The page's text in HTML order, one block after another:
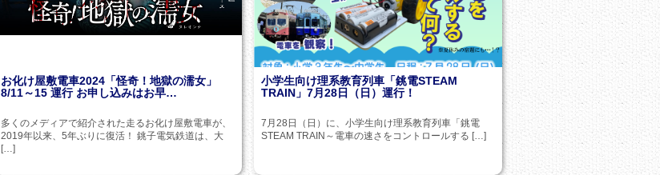
お化け屋敷電車2024「怪奇！地獄の濡女」
8/11～15 運行 お申し込みはお早…
多くのメディアで紹介された走るお化け屋敷電車が、
2019年以来、5年ぶりに復活！ 銚子電気鉄道は、大
[…]
小学生向け理系教育列車「銚電STEAM
TRAIN」7月28日（日）運行！
7月28日（日）に、小学生向け理系教育列車「銚電
STEAM TRAIN～電車の速さをコントロールする […]